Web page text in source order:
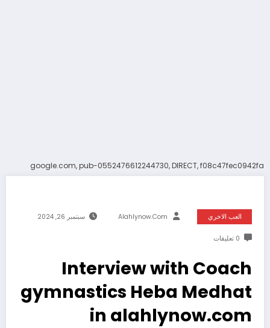
google.com, pub-0552476612244730, DIRECT, f08c47fec0942fa
العب الاخري Alahlynow.com سبتمبر 26, 2024
0 تعليقات
Interview with Coach
gymnastics Heba Medhat
in alahlynow.com